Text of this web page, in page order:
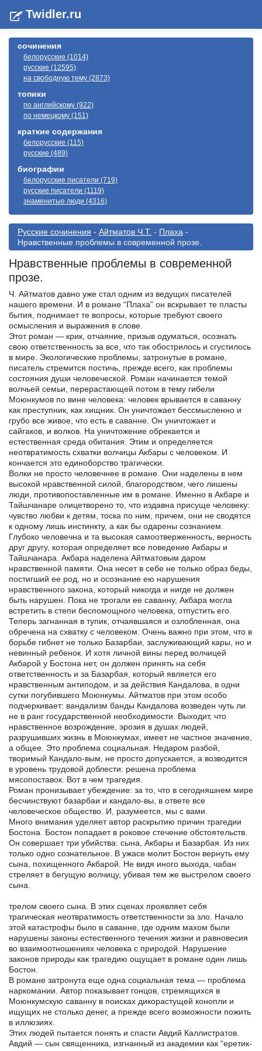
Twidler.ru
сочинения
белорусские (1014)
русские (12595)
на свободную тему (2873)
топики
по английскому (922)
по немецкому (151)
краткие содержания
белорусские (115)
русские (489)
биографии
белорусские писатели (719)
русские писатели (1119)
знаменитые люди (4316)
Русские сочинения - Айтматов Ч.Т. - Плаха -
Нравственные проблемы в современной прозе.
Нравственные проблемы в современной
прозе.
Ч. Айтматов давно уже стал одним из ведущих писателей
нашего времени. И в романе “Плаха” он вскрывает те пласты
бытия, поднимает те вопросы, которые требуют своего
осмысления и выражения в слове.
Этот роман — крик, отчаяние, призыв одуматься, осознать
свою ответственность за все, что так обострилось и сгустилось
в мире. Экологические проблемы, затронутые в романе,
писатель стремится постичь, прежде всего, как проблемы
состояния души человеческой. Роман начинается темой
волчьей семьи, перерастающей потом в тему гибели
Моюнкумов по вине человека: человек врывается в саванну
как преступник, как хищник. Он уничтожает бессмысленно и
грубо все живое, что есть в саванне. Он уничтожает и
сайгаков, и волков. На уничтожение обрекается и
естественная среда обитания. Этим и определяется
неотвратимость схватки волчицы Акбары с человеком. И
кончается это единоборство трагически.
Волки не просто человечнее в романе. Они наделены в нем
высокой нравственной силой, благородством, чего лишены
люди, противопоставленные им в романе. Именно в Акбаре и
Тайшчанаре олицетворено то, что издавна присуще человеку:
чувство любви к детям, тоска по ним, причем, они не сводятся
к одному лишь инстинкту, а как бы одарены сознанием.
Глубоко человечна и та высокая самоотверженность, верность
друг другу, которая определяет все поведение Акбары и
Тайшчанара. Акбара наделена Айтматовым даром
нравственной памяти. Она несет в себе не только образ беды,
постигший ее род, но и осознание ею нарушения
нравственного закона, который никогда и нигде не должен
быть нарушен. Пока не трогали ее саванну, Акбара могла
встретить в степи беспомощного человека, отпустить его.
Теперь загнанная в тупик, отчаявшаяся и озлобленная, она
обречена на схватку с человеком. Очень важно при этом, что в
борьбе гибнет не только Базарбаи, заслуживающий кары, но и
невинный ребенок. И хотя личной вины перед волчицей
Акбарой у Бостона нет, он должен принять на себя
ответственность и за Базарбая, который является его
нравственным антиподом, и за действия Кандалова, в одни
сутки погубившего Моюнкумы. Айтматов при этом особо
подчеркивает: вандализм банды Кандалова возведен чуть ли
не в ранг государственной необходимости. Выходит, что
нравственное возрождение, эрозия в душах людей,
разрушивших жизнь в Моюнкумах, имеет не частное значение,
а общее. Это проблема социальная. Недаром разбой,
творимый Кандало-вым, не просто допускается, а возводится
в уровень трудовой доблести: решена проблема
мясопоставок. Вот в чем трагедия.
Роман пронизывает убеждение: за то, что в сегодняшнем мире
бесчинствуют базарбаи и кандало-вы, в ответе все
человеческое общество. И, разумеется, мы с вами.
Много внимания уделяет автор раскрытию причин трагедии
Бостона. Бостон попадает в роковое стечение обстоятельств.
Он совершает три убийства: сына, Акбары и Базарбая. Из них
только одно сознательное. В ужасе молит Бостон вернуть ему
сына, похищенного Акбарой. Не видя иного выхода, чабан
стреляет в бегущую волчицу, убивая тем же выстрелом своего
сына.
трелом своего сына. В этих сценах проявляет себя
трагическая неотвратимость ответственности за зло. Начало
этой катастрофы было в саванне, где одним махом были
нарушены законы естественного течения жизни и равновесия
во взаимоотношениях человека с природой. Нарушение
законов природы как трагедию ощущает в романе один лишь
Бостон.
В романе затронута еще одна социальная тема — проблема
наркомании. Автор показывает гонцов, стремящихся в
Моюнкумскую саванну в поисках дикорастущей конопли и
ищущих не столько денег, а прежде всего возможности пожить
в иллюзиях.
Этих людей пытается понять и спасти Авдий Каллистратов.
Авдий — сын священника, изгнанный из академии как “еретик-